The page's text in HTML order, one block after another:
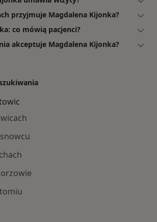
przyjmuje Magdalena Kijonka?
co mówią pacjenci?
akceptuje Magdalena Kijonka?